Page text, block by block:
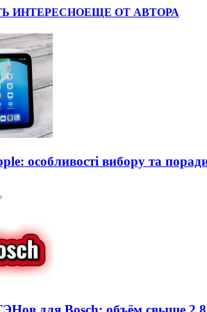
ИНТЕРЕСНОЕЩЕ ОТ АВТОРА
особливості вибору та